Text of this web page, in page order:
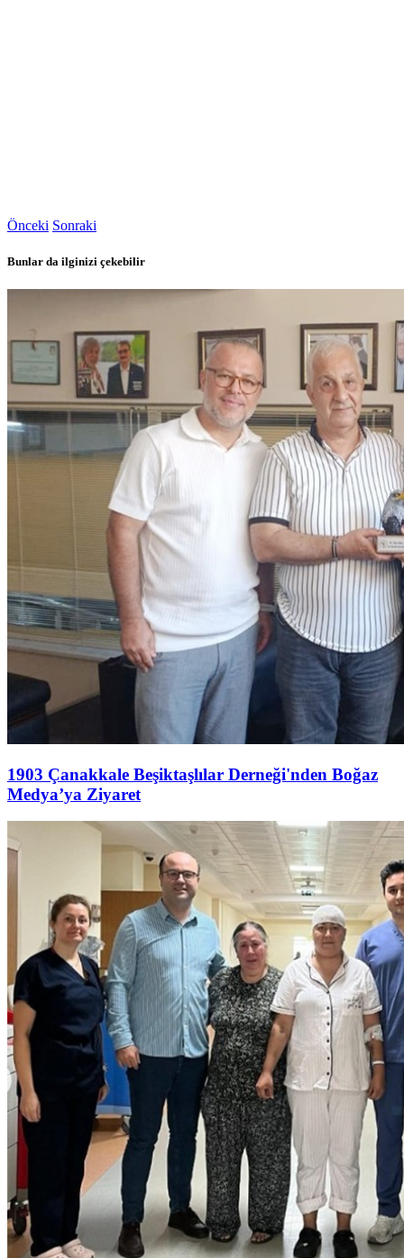
Önceki Sonraki
Bunlar da ilginizi çekebilir
1903 Çanakkale Beşiktaşlılar Derneği'nden Boğaz
Medya’ya Ziyaret